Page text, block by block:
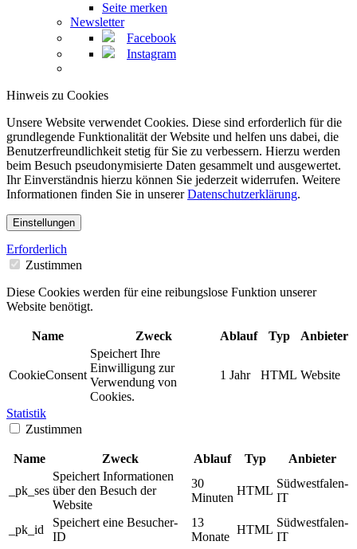
Seite merken
Newsletter
Facebook
Instagram
Hinweis zu Cookies
Unsere Website verwendet Cookies. Diese sind erforderlich für die
grundlegende Funktionalität der Website und helfen uns dabei, die
Benutzerfreundlichkeit stetig für Sie zu verbessern. Hierzu werden
beim Besuch pseudonymisierte Daten gesammelt und ausgewertet.
Ihr Einverständnis hierzu können Sie jederzeit widerrufen. Weitere
Informationen finden Sie in unsererDatenschutzerklärung.
Einstellungen
Erforderlich
Zustimmen
Diese Cookies werden für eine reibungslose Funktion unserer
Website benötigt.
Name Zweck Ablauf Typ Anbieter
CookieConsent
Speichert Ihre
Einwilligung zur
Verwendung von
Cookies.
1 Jahr HTML Website
Statistik
Zustimmen
Name Zweck Ablauf Typ Anbieter
_pk_ses
Speichert Informationen
über den Besuch der
Website
30
Minuten
HTML
Südwestfalen-
IT
_pk_id
Speichert eine Besucher-
ID
13
Monate
HTML
Südwestfalen-
IT